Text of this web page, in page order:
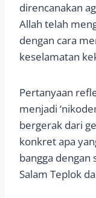
direncanakan
Allah telah
dengan cara
keselamatan
Pertanyaan
menjadi
bergerak dari
konkret apa
bangga dengan
Salam Teplok